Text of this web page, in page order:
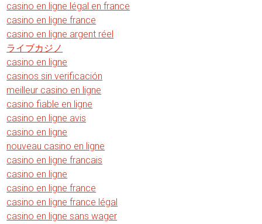
casino en ligne légal en france
casino en ligne france
casino en ligne argent réel
ライブカジノ
casino en ligne
casinos sin verificación
meilleur casino en ligne
casino fiable en ligne
casino en ligne avis
casino en ligne
nouveau casino en ligne
casino en ligne francais
casino en ligne
casino en ligne france
casino en ligne france légal
casino en ligne sans wager